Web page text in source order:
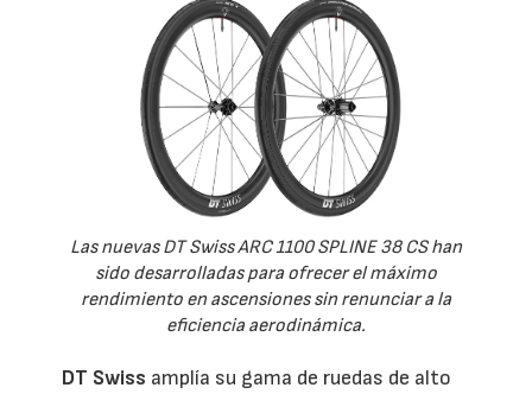
Las nuevas DT Swiss ARC 1100 SPLINE 38 CS han
sido desarrolladas para ofrecer el máximo
rendimiento en ascensiones sin renunciar a la
eficiencia aerodinámica.
DT Swiss amplía su gama de ruedas de alto